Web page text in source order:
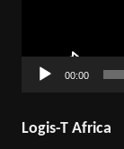
00:00
Logis-T Africa